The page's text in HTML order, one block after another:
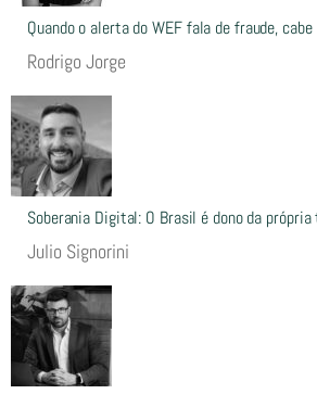
Quando o alerta do WEF fala de fraude,
Rodrigo Jorge
Soberania Digital: O Brasil é dono da própria
Julio Signorini